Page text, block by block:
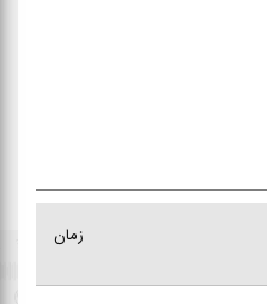
زمان